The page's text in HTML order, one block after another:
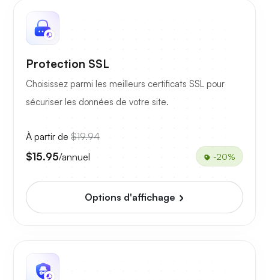
Protection SSL
Choisissez parmi les meilleurs certificats SSL pour
sécuriser les données de votre site.
À partir de $19.94
$15.95/annuel -20%
Options d'affichage